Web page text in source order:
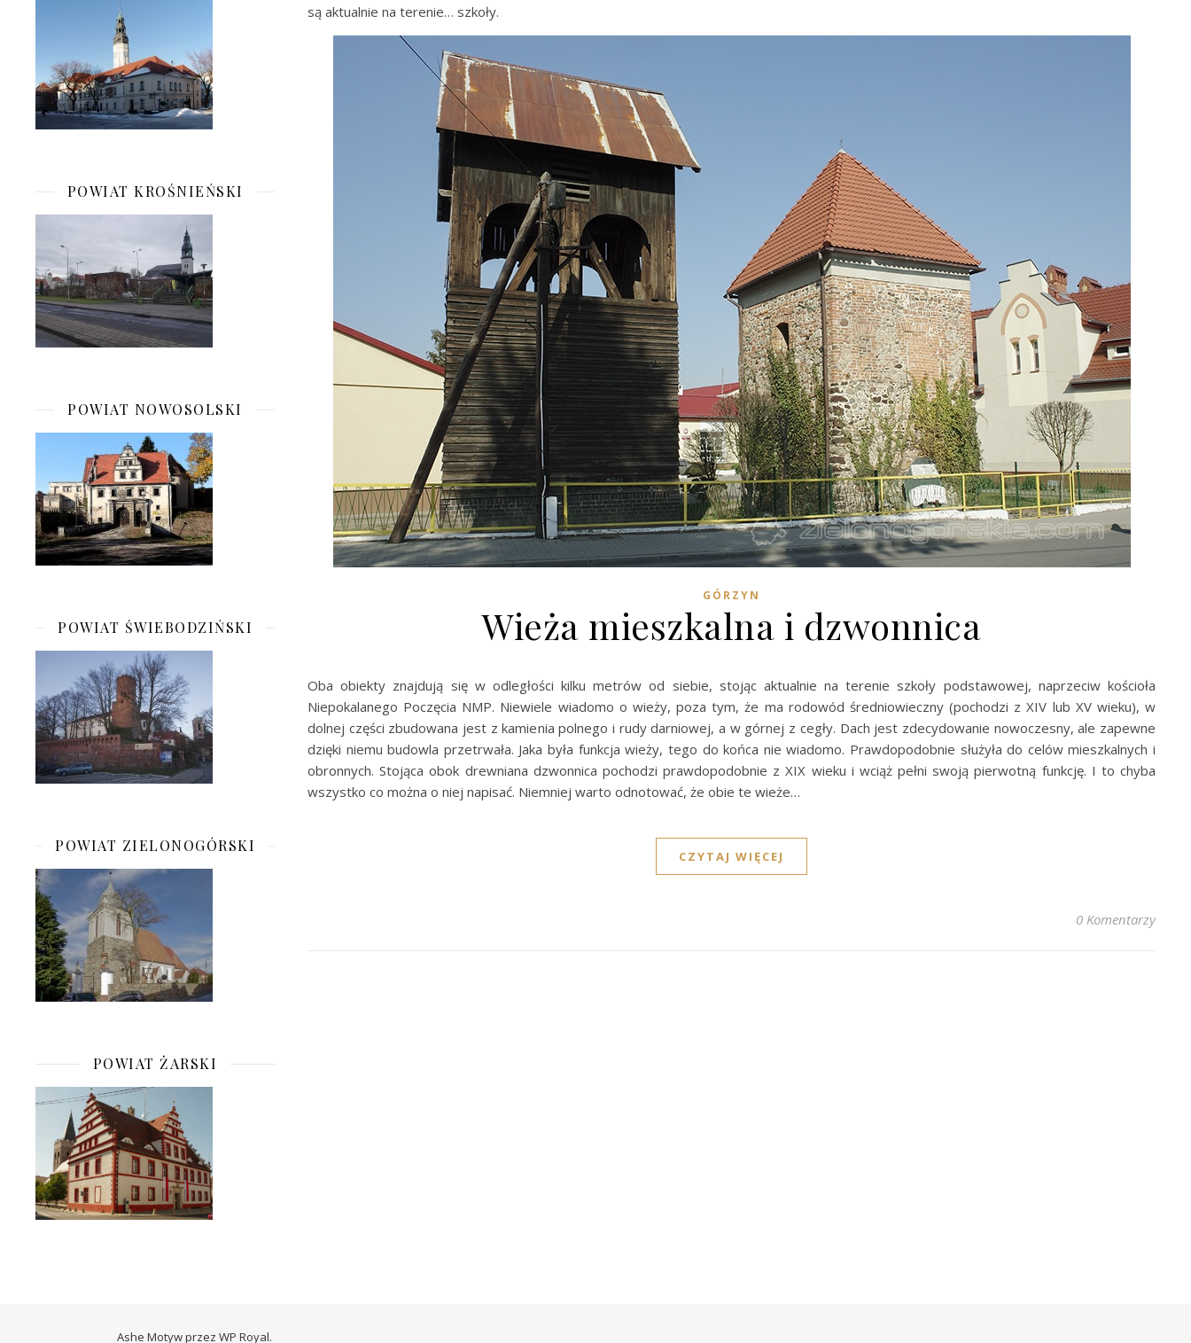
POWIAT KROŚNIEŃSKI
POWIAT NOWOSOLSKI
POWIAT ŚWIEBODZIŃSKI
POWIAT ZIELONOGÓRSKI
POWIAT ŻARSKI
są aktualnie na terenie… szkoły.
GÓRZYN
Wieża mieszkalna i dzwonnica
Oba obiekty znajdują się w odległości kilku metrów od siebie, stojąc aktualnie na terenie szkoły podstawowej, naprzeciw kościoła
Niepokalanego Poczęcia NMP. Niewiele wiadomo o wieży, poza tym, że ma rodowód średniowieczny (pochodzi z XIV lub XV wieku), w
dolnej części zbudowana jest z kamienia polnego i rudy darniowej, a w górnej z cegły. Dach jest zdecydowanie nowoczesny, ale zapewne
dzięki niemu budowla przetrwała. Jaka była funkcja wieży, tego do końca nie wiadomo. Prawdopodobnie służyła do celów mieszkalnych i
obronnych. Stojąca obok drewniana dzwonnica pochodzi prawdopodobnie z XIX wieku i wciąż pełni swoją pierwotną funkcję. I to chyba
wszystko co można o niej napisać. Niemniej warto odnotować, że obie te wieże…
CZYTAJ WIĘCEJ
0 Komentarzy
Ashe Motyw przez WP Royal.